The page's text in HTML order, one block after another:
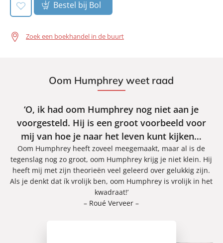
Bestel bij Bol
Zoek een boekhandel in de buurt
Oom Humphrey weet raad
‘O, ik had oom Humphrey nog niet aan je
voorgesteld. Hij is een groot voorbeeld voor
mij van hoe je naar het leven kunt kijken…
Oom Humphrey heeft zoveel meegemaakt, maar al is de
tegenslag nog zo groot, oom Humphrey krijg je niet klein. Hij
heeft mij met zijn theorieën veel geleerd over gelukkig zijn.
Als je denkt dat ík vrolijk ben, oom Humphrey is vrolijk in het
kwadraat!’
– Roué Verveer –